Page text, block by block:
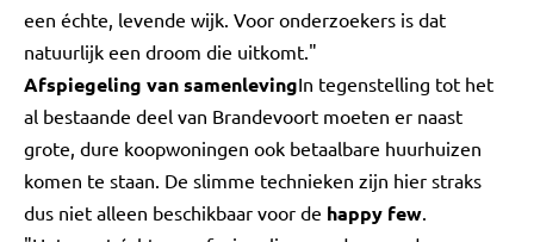
een échte, levende wijk. Voor onderzoekers is dat
natuurlijk een droom die uitkomt."
Afspiegeling van samenlevingIn tegenstelling tot het
al bestaande deel van Brandevoort moeten er naast
grote, dure koopwoningen ook betaalbare huurhuizen
komen te staan. De slimme technieken zijn hier straks
dus niet alleen beschikbaar voor de happy few.